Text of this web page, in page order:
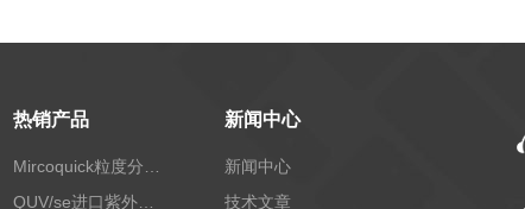
热销产品 新闻中心
新闻中心
技术文章